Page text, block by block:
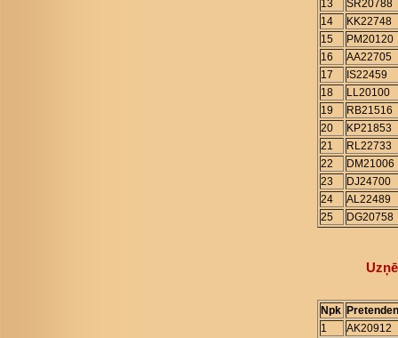
13
SR20788
14
KK22748
15
PM20120
16
AA22705
17
IS22459
18
LL20100
19
RB21516
20
KP21853
21
RL22733
22
DM21006
23
DJ24700
24
AL22489
25
DG20758
Npk
1
AK20912